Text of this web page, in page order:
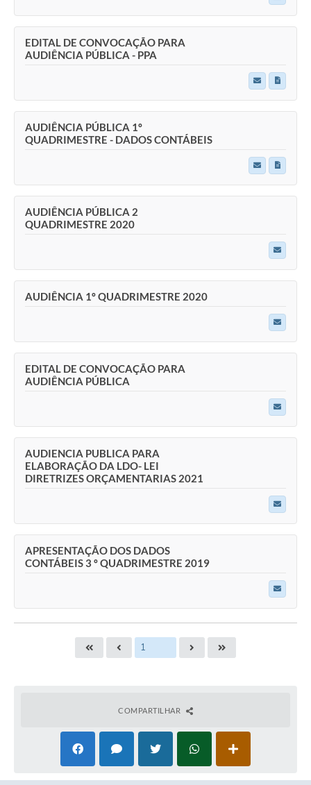
EDITAL DE CONVOCAÇÃO PARA
AUDIÊNCIA PÚBLICA - PPA
AUDIÊNCIA PÚBLICA 1º
QUADRIMESTRE - DADOS CONTÁBEIS
AUDIÊNCIA PÚBLICA 2
QUADRIMESTRE 2020
AUDIÊNCIA 1º QUADRIMESTRE 2020
EDITAL DE CONVOCAÇÃO PARA
AUDIÊNCIA PÚBLICA
AUDIENCIA PUBLICA PARA
ELABORAÇÃO DA LDO- LEI
DIRETRIZES ORÇAMENTARIAS 2021
APRESENTAÇÃO DOS DADOS
CONTÁBEIS 3 º QUADRIMESTRE 2019
COMPARTILHAR